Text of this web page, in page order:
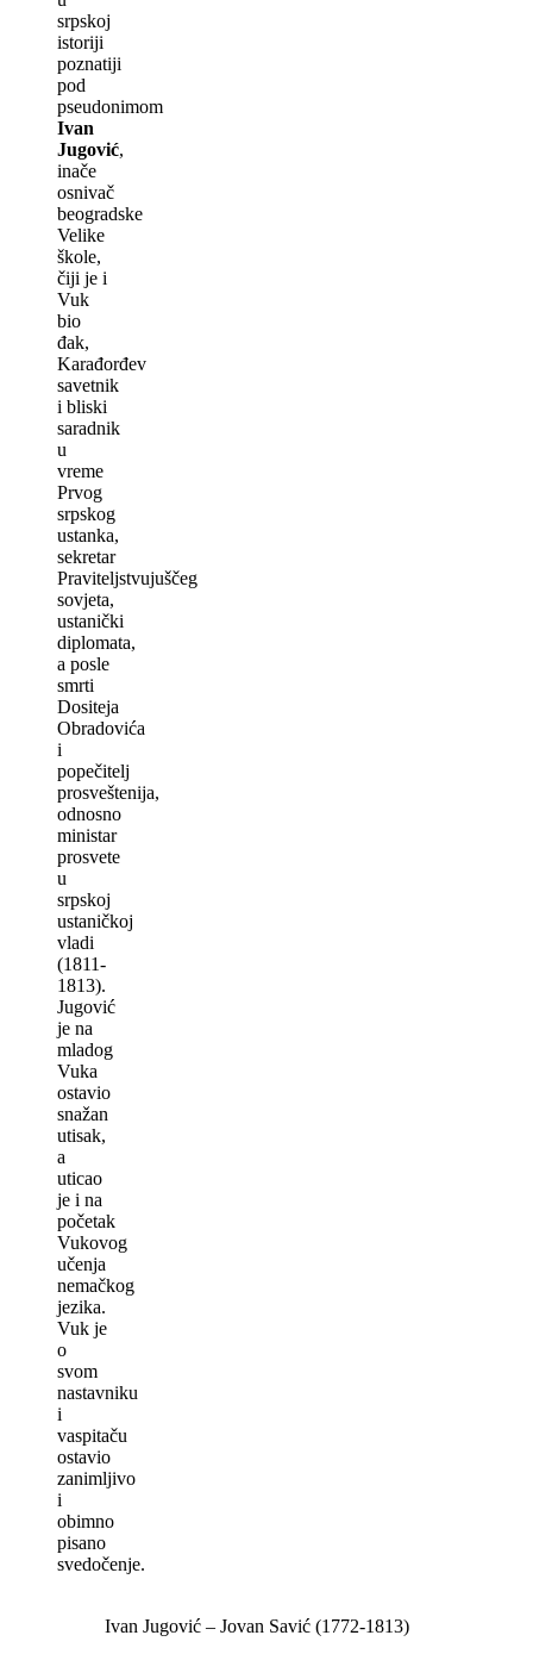
srpskoj
istoriji
poznatiji
pod
pseudonimom
Ivan
Jugović,
inače
osnivač
beogradske
Velike
škole,
čiji je i
Vuk
bio
đak,
Karađorđev
savetnik
i bliski
saradnik
u
vreme
Prvog
srpskog
ustanka,
sekretar
Pravitelјstvujuščeg
sovjeta,
ustanički
diplomata,
a posle
smrti
Dositeja
Obradovića
i
popečitelј
prosveštenija,
odnosno
ministar
prosvete
u
srpskoj
ustaničkoj
vladi
(1811-
1813).
Jugović
je na
mladog
Vuka
ostavio
snažan
utisak,
a
uticao
je i na
početak
Vukovog
učenja
nemačkog
jezika.
Vuk je
o
svom
nastavniku
i
vaspitaču
ostavio
zanimlјivo
i
obimno
pisano
svedočenje.
Ivan Jugović – Jovan Savić (1772-1813)